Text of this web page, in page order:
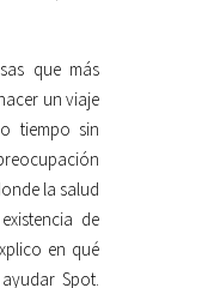
que más
un viaje
tiempo sin
la salud
de
en qué
Spot.